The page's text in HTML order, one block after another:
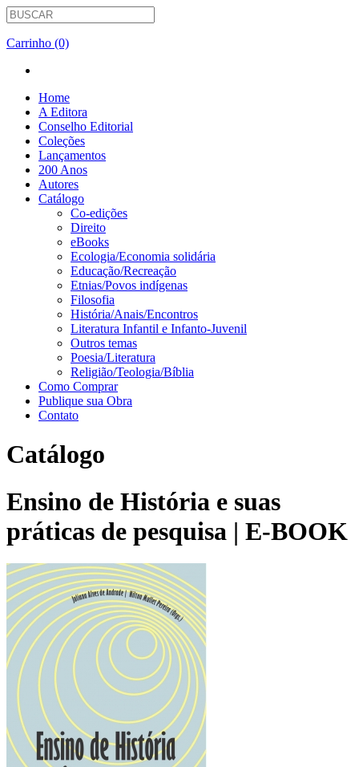
Carrinho (0)
Home
A Editora
Conselho Editorial
Coleções
Lançamentos
200 Anos
Autores
Catálogo
Co-edições
Direito
eBooks
Ecologia/Economia solidária
Educação/Recreação
Etnias/Povos indígenas
Filosofia
História/Anais/Encontros
Literatura Infantil e Infanto-Juvenil
Outros temas
Poesia/Literatura
Religião/Teologia/Bíblia
Como Comprar
Publique sua Obra
Contato
Catálogo
Ensino de História e suas
práticas de pesquisa | E-BOOK